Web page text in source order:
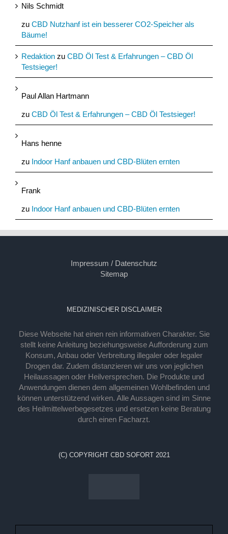
Nils Schmidt
zu CBD Nutzhanf ist ein besserer CO2-Speicher als
Bäume!
Redaktion zu CBD Öl Test & Erfahrungen – CBD Öl
Testsieger!
Paul Allan Hartmann
zu CBD Öl Test & Erfahrungen – CBD Öl Testsieger!
Hans henne
zu Indoor Hanf anbauen und CBD-Blüten ernten
Frank
zu Indoor Hanf anbauen und CBD-Blüten ernten
Impressum / Datenschutz
Sitemap
MEDIZINISCHER DISCLAIMER
Diese Webseite hat einen rein informativen Charakter. Sie
stellt keine Anleitung beziehungsweise Aufforderung zum
Konsum, Anbau oder Verbreitung illegaler oder legaler
Drogen dar. Zudem distanzieren wir uns von jeglichen
Heilaussagen oder Heilversprechen. Die Produkte und
Anwendungen dienen dem allgemeinen Wohlbefinden und
können unterstützend wirken. Alle Aussagen sind im Sinne
des Heilmittelwerbegesetzes und ersetzen keine Beratung
durch einen Facharzt.
(C) COPYRIGHT CBD SOFORT 2021